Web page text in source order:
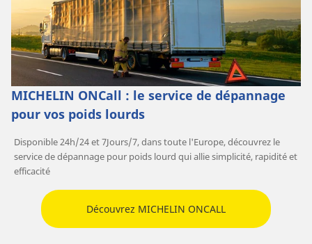
MICHELIN ONCall : le service de dépannage
pour vos poids lourds
Disponible 24h/24 et 7Jours/7, dans toute l'Europe, découvrez le
service de dépannage pour poids lourd qui allie simplicité, rapidité et
efficacité
Découvrez MICHELIN ONCALL